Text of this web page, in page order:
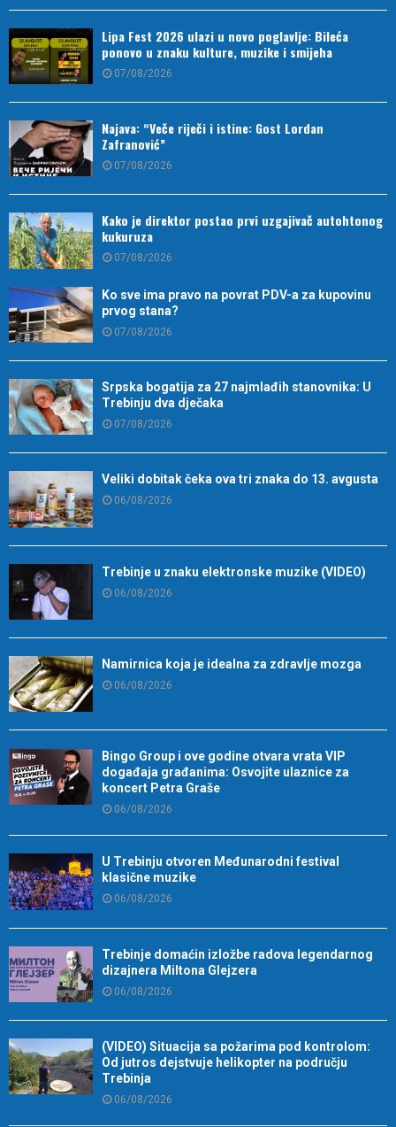
Lipa Fest 2026 ulazi u novo poglavlje: Bileća
ponovo u znaku kulture, muzike i smijeha
07/08/2026
Najava: “Veče riječi i istine: Gost Lordan
Zafranović”
07/08/2026
Kako je direktor postao prvi uzgajivač autohtonog
kukuruza
07/08/2026
Ko sve ima pravo na povrat PDV-a za kupovinu
prvog stana?
07/08/2026
Srpska bogatija za 27 najmlađih stanovnika: U
Trebinju dva dječaka
07/08/2026
Veliki dobitak čeka ova tri znaka do 13. avgusta
06/08/2026
Trebinje u znaku elektronske muzike (VIDEO)
06/08/2026
Namirnica koja je idealna za zdravlje mozga
06/08/2026
Bingo Group i ove godine otvara vrata VIP
događaja građanima: Osvojite ulaznice za
koncert Petra Graše
06/08/2026
U Trebinju otvoren Međunarodni festival
klasične muzike
06/08/2026
Trebinje domaćin izložbe radova legendarnog
dizajnera Miltona Glejzera
06/08/2026
(VIDEO) Situacija sa požarima pod kontrolom:
Od jutros dejstvuje helikopter na području
Trebinja
06/08/2026